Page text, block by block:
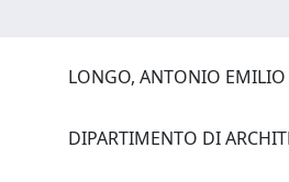
LONGO, ANTONIO EMILIO
DIPARTIMENTO DI